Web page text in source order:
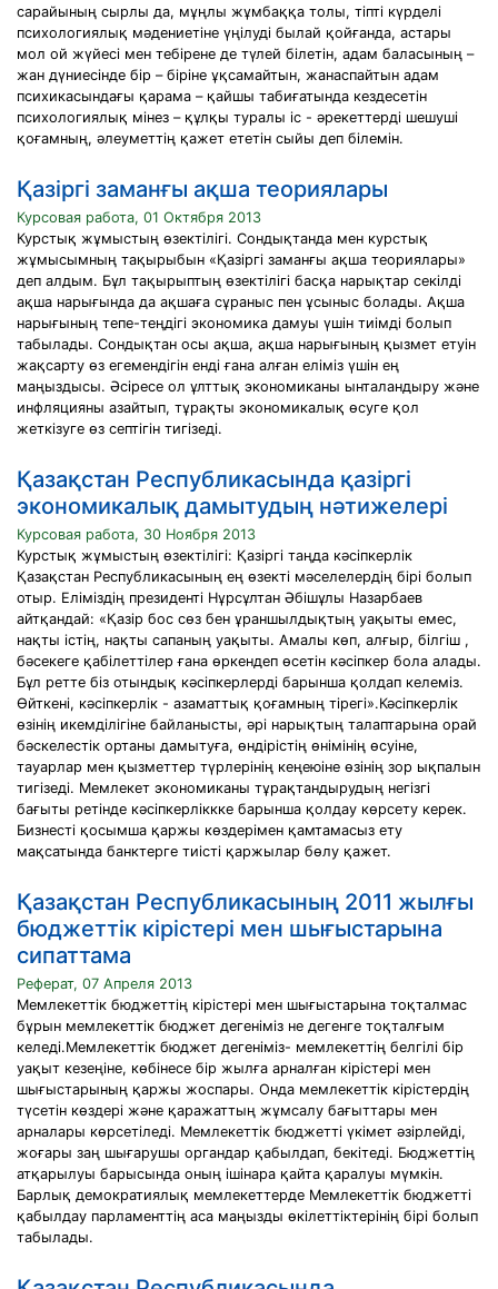
сарайының сырлы да, мұңлы жұмбаққа толы, тіпті күрделі
психологиялық мәдениетіне үңілуді былай қойғанда, астары
мол ой жүйесі мен тебірене де түлей білетін, адам баласының –
жан дүниесінде бір – біріне ұқсамайтын, жанаспайтын адам
психикасындағы қарама – қайшы табиғатында кездесетін
психологиялық мінез – құлқы туралы іс - әрекеттерді шешуші
қоғамның, әлеуметтің қажет ететін сыйы деп білемін.
Қазіргі заманғы ақша теориялары
Курсовая работа, 01 Октября 2013
Курстық жұмыстың өзектілігі. Сондықтанда мен курстық
жұмысымның тақырыбын «Қазіргі заманғы ақша теориялары»
деп алдым. Бұл тақырыптың өзектiлiгi басқа нарықтар секiлдi
ақша нарығында да ақшаға сұраныс пен ұсыныс болады. Ақша
нарығының тепе-теңдiгi экономика дамуы үшiн тиiмдi болып
табылады. Сондықтан осы ақша, ақша нарығының қызмет етуiн
жақсарту өз егемендiгiн ендi ғана алған елiмiз үшiн ең
маңыздысы. Әсiресе ол ұлттық экономиканы ынталандыру және
инфляцияны азайтып, тұрақты экономикалық өсуге қол
жеткiзуге өз септiгiн тигiзедi.
Қазақстан Республикасында қазіргі
экономикалық дамытудың нәтижелері
Курсовая работа, 30 Ноября 2013
Курстық жұмыстың өзектілігі: Қазіргі таңда кәсіпкерлік
Қазақстан Республикасының ең өзекті мәселелердің бірі болып
отыр. Еліміздің президенті Нұрсұлтан Әбішұлы Назарбаев
айтқандай: «Қазір бос сөз бен ұраншылдықтың уақыты емес,
нақты істің, нақты сапаның уақыты. Амалы көп, алғыр, білгіш ,
бәсекеге қабілеттілер ғана өркендеп өсетін кәсіпкер бола алады.
Бұл ретте біз отындық кәсіпкерлерді барынша қолдап келеміз.
Өйткені, кәсіпкерлік - азаматтық қоғамның тірегі».Кәсіпкерлік
өзінің икемділігіне байланысты, әрі нарықтың талаптарына орай
бәскелестік ортаны дамытуға, өндірістің өнімінің өсуіне,
тауарлар мен қызметтер түрлерінің кеңеюіне өзінің зор ықпалын
тигізеді. Мемлекет экономиканы тұрақтандырудың негізгі
бағыты ретінде кәсіпкерліккке барынша қолдау көрсету керек.
Бизнесті қосымша қаржы көздерімен қамтамасыз ету
мақсатында банктерге тиісті қаржылар бөлу қажет.
Қазақстан Республикасының 2011 жылғы
бюджеттік кірістері мен шығыстарына
сипаттама
Реферат, 07 Апреля 2013
Мемлекеттік бюджеттің кірістері мен шығыстарына тоқталмас
бұрын мемлекеттік бюджет дегеніміз не дегенге тоқталғым
келеді.Мемлекеттік бюджет дегеніміз- мемлекеттің белгілі бір
уақыт кезеңіне, көбінесе бір жылға арналған кірістері мен
шығыстарының қаржы жоспары. Онда мемлекеттік кірістердің
түсетін көздері және қаражаттың жұмсалу бағыттары мен
арналары көрсетіледі. Мемлекеттік бюджетті үкімет әзірлейді,
жоғары заң шығарушы органдар қабылдап, бекітеді. Бюджеттің
атқарылуы барысында оның ішінара қайта қаралуы мүмкін.
Барлық демократиялық мемлекеттерде Мемлекеттік бюджетті
қабылдау парламенттің аса маңызды өкілеттіктерінің бірі болып
табылады.